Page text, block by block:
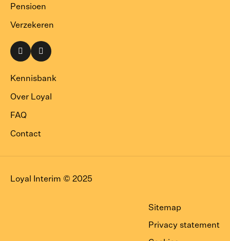
Pensioen
Verzekeren
Naar
onze
paginapagina
Kennisbank
Over Loyal
FAQ
Contact
Loyal Interim © 2025
Sitemap
Privacy statement